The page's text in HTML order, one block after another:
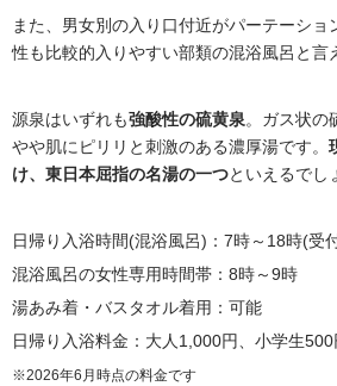
また、男女別の入り口付近がパーテーショ
性も比較的入りやすい部類の混浴風呂と言
源泉はいずれも強酸性の硫黄泉。ガス状の
やや肌にピリリと刺激のある濃厚湯です。
け、東日本屈指の名湯の一つといえるでし
日帰り入浴時間(混浴風呂)：7時～18時(受
混浴風呂の女性専用時間帯：8時～9時
湯あみ着・バスタオル着用：可能
日帰り入浴料金：大人1,000円、小学生500
※2026年6月時点の料金です